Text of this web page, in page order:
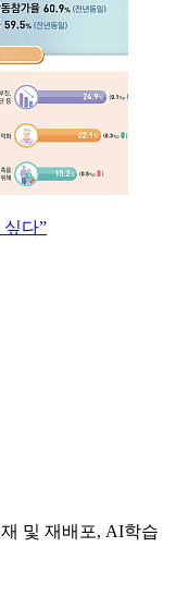
싶다”
및 재배포, AI학습